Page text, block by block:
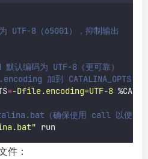
UTF-8（65001），抑制输出
认编码为 UTF-8（更可靠）
加到 CATALINA_OPTS（或
=-Dfile.encoding=UTF-8
（确保使用 call 以便返
" run
件：